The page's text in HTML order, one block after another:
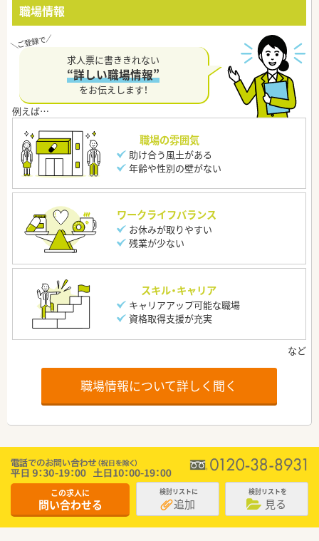
職場情報
求人票に書ききれない
“詳しい職場情報”
をお伝えします！
職場の雰囲気
助け合う風土がある
年齢や性別の壁がない
ワークライフバランス
お休みが取りやすい
残業が少ない
スキル・キャリア
キャリアアップ可能な職場
資格取得支援が充実
職場情報について詳しく聞く
この求人に
問い合わせる
検討リストに
追加
検討リストを
見る